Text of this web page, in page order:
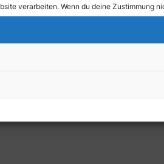
verarbeiten. Wenn du deine